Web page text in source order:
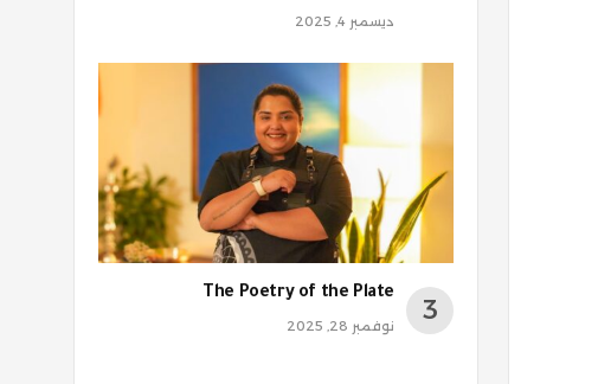
ديسمبر 4, 2025
The Poetry of the Plate
نوفمبر 28, 2025